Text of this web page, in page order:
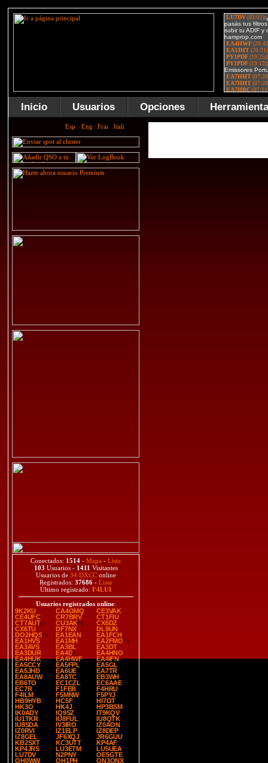
Inicio Usuarios Opciones
Conectados: 1514 - Mapa - Lista
103 Usuarios - 1411 Visitantes
Usuarios de 34 DXCConline
Registrados: 37686 - Lista
Último registrado: F4LUI
Usuarios registrados online:
9K2KU
CA4OMQ
CE3VAK
CE4UFC
CR7BRV
CT1FIU
CT7AUT
CU3AK
CX6DZ
CX6TU
DF7NX
DL9UN
DO2HQS
EA1EAN
EA1FCH
EA1HVS
EA1MH
EA2FMO
EA3AVS
EA3BL
EA3DT
EA3DUR
EA4D
EA4HNO
EA4HUK
EA4HWF
EA4IFN
EA5CCY
EA5FPL
EA5GL
EA5JHD
EA6UE
EA7TR
EA8AUW
EA8TC
EB3WH
EB6TO
EC1CZL
EC6AAE
EC7R
F1FEB
F4HRU
F4ILM
F5MNW
F5PYJ
HB9HYB
HC5F
HI7OT
HK3O
HK4J
HP3BSM
IK0ADY
IQ9SZ
IT9KQV
IU1TKR
IU8FUL
IU8QTK
IU8SDA
IV3IRO
IZ0AON
IZ0RVI
IZ1ELP
IZ8DEP
IZ8GEL
JF6XQJ
JR6GUU
KB2SXT
KC3UTT
KP4AF
KP4JRS
LU3ETM
LU5UEA
LU7DV
N2PNY
OE5GTE
OH0WW
OH1PH
ON3ONX